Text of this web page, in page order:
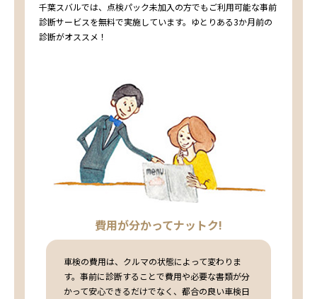
千葉スバルでは、点検パック未加入の方でもご利用可能な事前
診断サービスを無料で実施しています。ゆとりある3か月前の
診断がオススメ！
費用が分かってナットク!
車検の費用は、クルマの状態によって変わりま
す。事前に診断することで費用や必要な書類が分
かって安心できるだけでなく、都合の良い車検日